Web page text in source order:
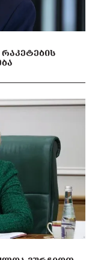
ᲠᲐᲙᲔᲢᲔᲑᲘᲡ